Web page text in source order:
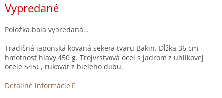
cena:
Vypredané
Položka bola vypredaná…
Tradičná japonská kovaná sekera tvaru Bakin. Dĺžka 36 cm,
hmotnosť hlavy 450 g. Trojvrstvová oceľ s jadrom z uhlíkovej
ocele S45C, rukoväť z bieleho dubu.
Detailné informácie